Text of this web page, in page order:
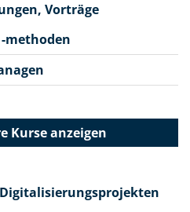
Vorträge
methoden
Kurse anzeigen